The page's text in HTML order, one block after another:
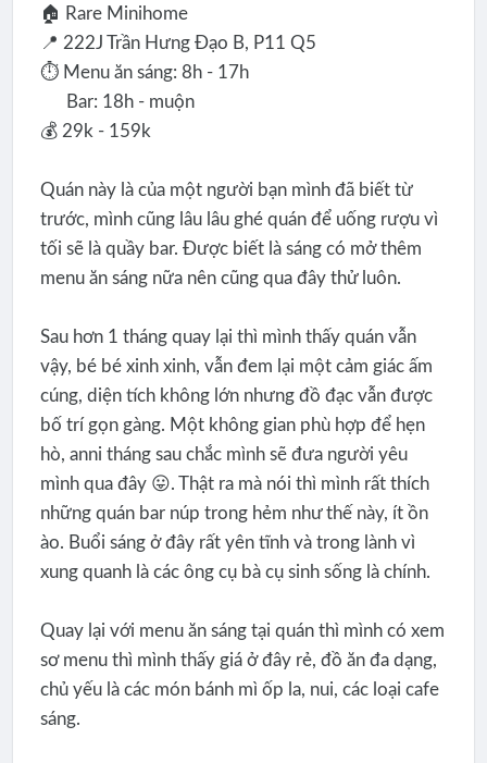
🏠 Rare Minihome
📍 222J Trần Hưng Đạo B, P11 Q5
⏱️ Menu ăn sáng: 8h - 17h
Bar: 18h - muộn
💰 29k - 159k
Quán này là của một người bạn mình đã biết từ
trước, mình cũng lâu lâu ghé quán để uống rượu vì
tối sẽ là quầy bar. Được biết là sáng có mở thêm
menu ăn sáng nữa nên cũng qua đây thử luôn.
Sau hơn 1 tháng quay lại thì mình thấy quán vẫn
vậy, bé bé xinh xinh, vẫn đem lại một cảm giác ấm
cúng, diện tích không lớn nhưng đồ đạc vẫn được
bố trí gọn gàng. Một không gian phù hợp để hẹn
hò, anni tháng sau chắc mình sẽ đưa người yêu
mình qua đây 😛. Thật ra mà nói thì mình rất thích
những quán bar núp trong hẻm như thế này, ít ồn
ào. Buổi sáng ở đây rất yên tĩnh và trong lành vì
xung quanh là các ông cụ bà cụ sinh sống là chính.
Quay lại với menu ăn sáng tại quán thì mình có xem
sơ menu thì mình thấy giá ở đây rẻ, đồ ăn đa dạng,
chủ yếu là các món bánh mì ốp la, nui, các loại cafe
sáng.